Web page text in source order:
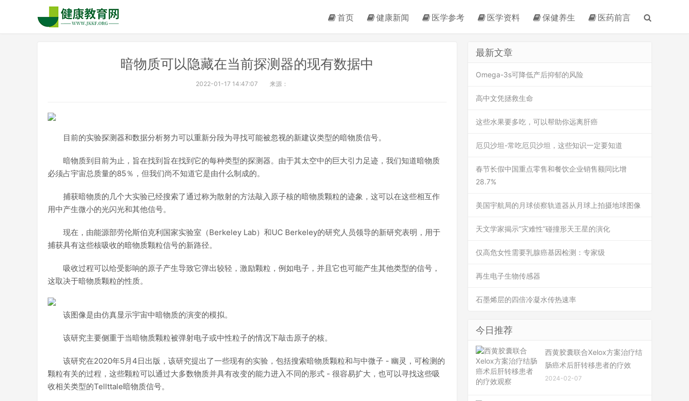
首页 健康新闻 医学参考 医学资料 保健养生 医药前言
暗物质可以隐藏在当前探测器的现有数据中
2022-01-17 14:47:07 来源：
目前的实验探测器和数据分析努力可以重新分段为寻找可能被忽视的新建议类型的暗物质信号。
暗物质到目前为止，旨在找到旨在找到它的每种类型的探测器。由于其太空中的巨大引力足迹，我们知道暗物质
必须占宇宙总质量的85％，但我们尚不知道它是由什么制成的。
捕获暗物质的几个大实验已经搜索了通过称为散射的方法敲入原子核的暗物质颗粒的迹象，这可以在这些相互作
用中产生微小的光闪光和其他信号。
现在，由能源部劳伦斯伯克利国家实验室（Berkeley Lab）和UC Berkeley的研究人员领导的新研究表明，用于
捕获具有这些核吸收的暗物质颗粒信号的新路径。
吸收过程可以给受影响的原子产生导致它弹出较轻，激励颗粒，例如电子，并且它也可能产生其他类型的信号，
这取决于暗物质颗粒的性质。
该图像是由仿真显示宇宙中暗物质的演变的模拟。
该研究主要侧重于当暗物质颗粒被弹射电子或中性粒子的情况下敲击原子的核。
该研究在2020年5月4日出版，该研究提出了一些现有的实验，包括搜索暗物质颗粒和与中微子 - 幽灵，可检测的
颗粒有关的过程，这些颗粒可以通过大多数物质并具有改变的能力进入不同的形式 - 很容易扩大，也可以寻找这些吸
收相关类型的Tellttale暗物质信号。
最新文章
Omega-3s可降低产后抑郁的风险
高中文凭拯救生命
这些水果要多吃，可以帮助你远离肝癌
厄贝沙坦-常吃厄贝沙坦，这些知识一定要知道
春节长假中国重点零售和餐饮企业销售额同比增
28.7%
美国宇航局的月球侦察轨道器从月球上拍摄地球图像
天文学家揭示“灾难性”碰撞形天王星的演化
仅高危女性需要乳腺癌基因检测：专家级
再生电子生物传感器
石墨烯层的四倍冷凝水传热速率
今日推荐
西黄胶囊联合Xelox方案治疗结
肠癌术后肝转移患者的疗效
2024-02-07